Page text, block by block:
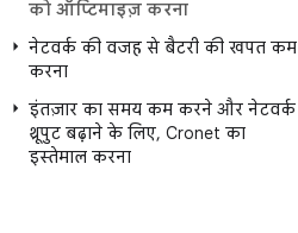
को ऑप्टिमाइज़ करना
नेटवर्क की वजह से बैटरी की खपत कम
करना
इंतज़ार का समय कम करने और नेटवर्क
थ्रूपुट बढ़ाने के लिए, Cronet का
इस्तेमाल करना